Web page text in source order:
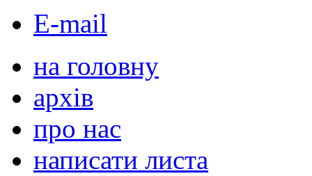
E-mail
на головну
архів
про нас
написати листа